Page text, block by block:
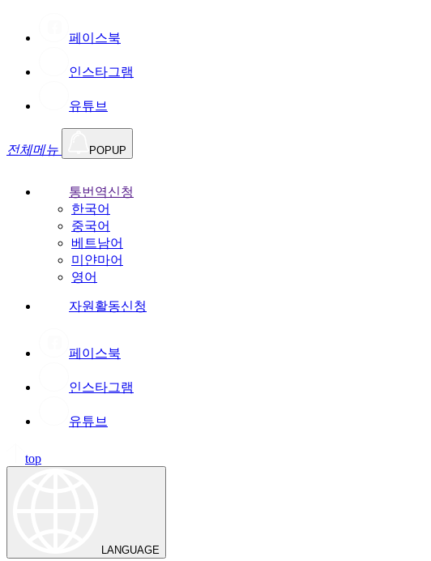
페이스북
인스타그램
유튜브
전체메뉴 POPUP
통번역신청
한국어
중국어
베트남어
미얀마어
영어
자원활동신청
페이스북
인스타그램
유튜브
top
LANGUAGE